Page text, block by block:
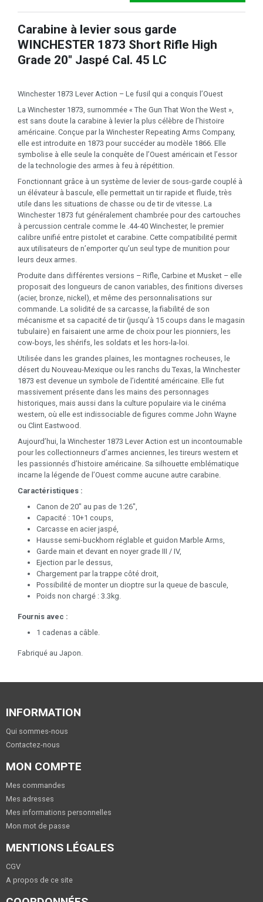
Carabine à levier sous garde
WINCHESTER 1873 Short Rifle High
Grade 20" Jaspé Cal. 45 LC
Winchester 1873 Lever Action – Le fusil qui a conquis l’Ouest
La Winchester 1873, surnommée « The Gun That Won the West »,
est sans doute la carabine à levier la plus célèbre de l’histoire
américaine. Conçue par la Winchester Repeating Arms Company,
elle est introduite en 1873 pour succéder au modèle 1866. Elle
symbolise à elle seule la conquête de l’Ouest américain et l’essor
de la technologie des armes à feu à répétition.
Fonctionnant grâce à un système de levier de sous-garde couplé à
un élévateur à bascule, elle permettait un tir rapide et fluide, très
utile dans les situations de chasse ou de tir de vitesse. La
Winchester 1873 fut généralement chambrée pour des cartouches
à percussion centrale comme le .44-40 Winchester, le premier
calibre unifié entre pistolet et carabine. Cette compatibilité permit
aux utilisateurs de n’emporter qu’un seul type de munition pour
leurs deux armes.
Produite dans différentes versions – Rifle, Carbine et Musket – elle
proposait des longueurs de canon variables, des finitions diverses
(acier, bronze, nickel), et même des personnalisations sur
commande. La solidité de sa carcasse, la fiabilité de son
mécanisme et sa capacité de tir (jusqu’à 15 coups dans le magasin
tubulaire) en faisaient une arme de choix pour les pionniers, les
cow-boys, les shérifs, les soldats et les hors-la-loi.
Utilisée dans les grandes plaines, les montagnes rocheuses, le
désert du Nouveau-Mexique ou les ranchs du Texas, la Winchester
1873 est devenue un symbole de l’identité américaine. Elle fut
massivement présente dans les mains des personnages
historiques, mais aussi dans la culture populaire via le cinéma
western, où elle est indissociable de figures comme John Wayne
ou Clint Eastwood.
Aujourd’hui, la Winchester 1873 Lever Action est un incontournable
pour les collectionneurs d’armes anciennes, les tireurs western et
les passionnés d’histoire américaine. Sa silhouette emblématique
incarne la légende de l’Ouest comme aucune autre carabine.
Caractéristiques :
Canon de 20" au pas de 1:26",
Capacité : 10+1 coups,
Carcasse en acier jaspé,
Hausse semi-buckhorn réglable et guidon Marble Arms,
Garde main et devant en noyer grade III / IV,
Ejection par le dessus,
Chargement par la trappe côté droit,
Possibilité de monter un dioptre sur la queue de bascule,
Poids non chargé : 3.3kg.
Fournis avec :
1 cadenas a câble.
Fabriqué au Japon.
INFORMATION
Qui sommes-nous
Contactez-nous
MON COMPTE
Mes commandes
Mes adresses
Mes informations personnelles
Mon mot de passe
MENTIONS LÉGALES
CGV
A propos de ce site